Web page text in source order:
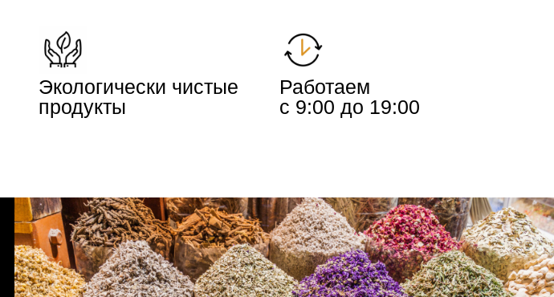
Экологически чистые
продукты
Работаем
с 9:00 до 19:00